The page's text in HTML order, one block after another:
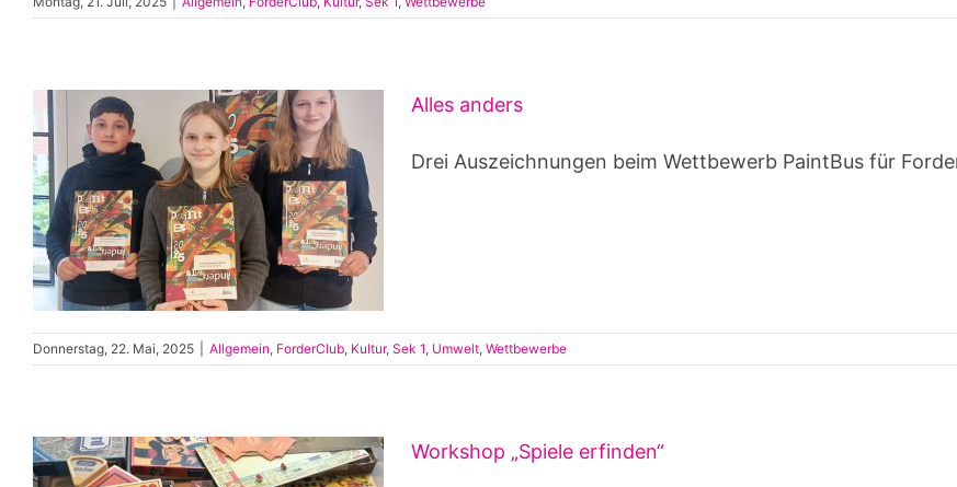
Alles anders
Drei Auszeichnungen beim Wettbewerb PaintBus für
Donnerstag, 22. Mai, 2025 Allgemein, ForderClub, Kultur, Sek 1, Umwelt, Wettbewerbe
Workshop „Spiele erfinden“